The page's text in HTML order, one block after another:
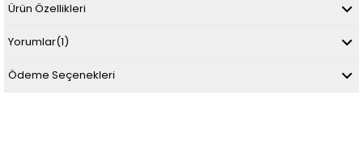
Ürün Özellikleri
Yorumlar(1)
Ödeme Seçenekleri